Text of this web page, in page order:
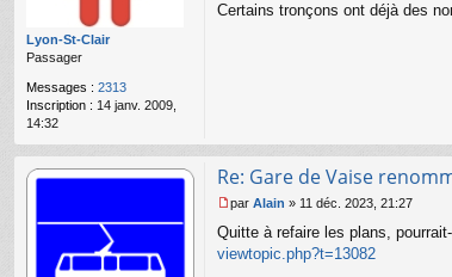
Lyon-St-Clair
Passager
Messages : 2313
Inscription : 14 janv. 2009,
14:32
g
Certains tronçons ont déjà des
Re: Gare de Vaise
e
s
par Alain » 11 déc. 2023, 21:27
Quitte à refaire les plans,
viewtopic.php?t=13082